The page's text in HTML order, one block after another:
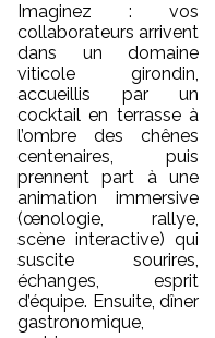
Imaginez : vos
collaborateurs arrivent
dans un domaine
viticole girondin,
accueillis par un
cocktail en terrasse à
l’ombre des chênes
centenaires, puis
prennent part à une
animation immersive
(œnologie, rallye,
scène interactive) qui
suscite sourires,
échanges, esprit
d’équipe. Ensuite, dîner
gastronomique,